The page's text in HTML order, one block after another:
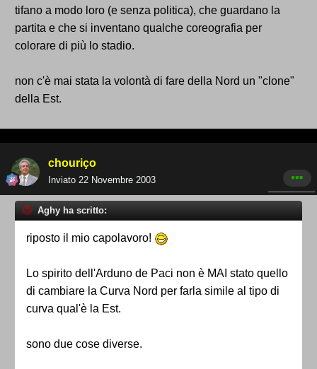
tifano a modo loro (e senza politica), che guardano la
partita e che si inventano qualche coreografia per
colorare di più lo stadio.
non c'è mai stata la volontà di fare della Nord un "clone"
della Est.
chouriço
Inviato 22 Novembre 2003
Aghy ha scritto:
riposto il mio capolavoro!
Lo spirito dell'Arduno de Paci non è MAI stato quello
di cambiare la Curva Nord per farla simile al tipo di
curva qual'è la Est.
sono due cose diverse.